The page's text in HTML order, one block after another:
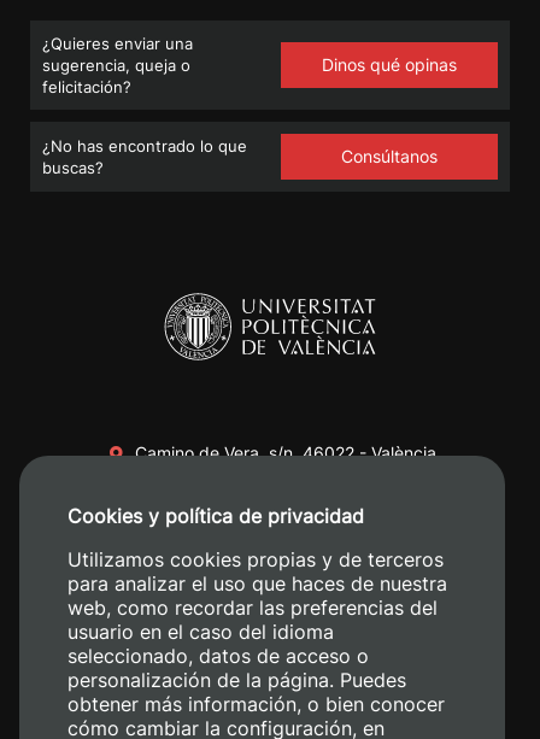
¿Quieres enviar una
sugerencia, queja o
felicitación?
Dinos qué opinas
¿No has encontrado lo que
buscas?
Consúltanos
Camino de Vera, s/n. 46022 - València
+34 620 04 00 50
Cookies y política de privacidad
Utilizamos cookies propias y de terceros
para analizar el uso que haces de nuestra
web, como recordar las preferencias del
usuario en el caso del idioma
seleccionado, datos de acceso o
personalización de la página. Puedes
obtener más información, o bien conocer
cómo cambiar la configuración, en